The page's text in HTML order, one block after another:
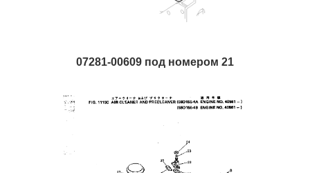
07281-00609 под номером 21